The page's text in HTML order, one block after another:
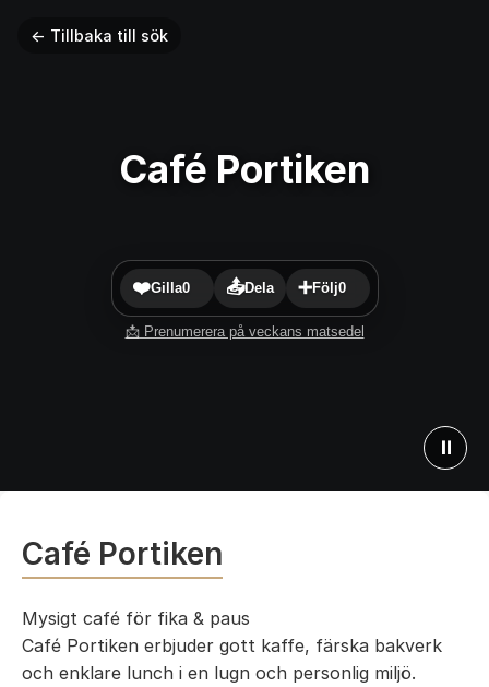
← Tillbaka till sök
Café Portiken
❤️Gilla0 📤Dela ➕Följ0
📩 Prenumerera på veckans matsedel
⏸
Café Portiken
Mysigt café för fika & paus
Café Portiken erbjuder gott kaffe, färska bakverk
och enklare lunch i en lugn och personlig miljö.